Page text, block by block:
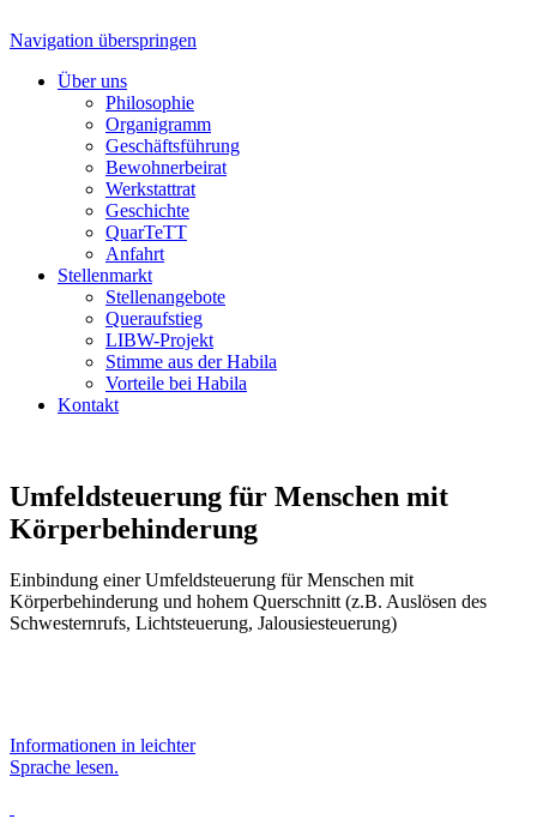
Navigation überspringen
Über uns
Philosophie
Organigramm
Geschäftsführung
Bewohnerbeirat
Werkstattrat
Geschichte
QuarTeTT
Anfahrt
Stellenmarkt
Stellenangebote
Queraufstieg
LIBW-Projekt
Stimme aus der Habila
Vorteile bei Habila
Kontakt
Umfeldsteuerung für Menschen mit
Körperbehinderung
Einbindung einer Umfeldsteuerung für Menschen mit
Körperbehinderung und hohem Quer­schnitt (z.B. Auslösen des
Schwesternrufs, Lichtsteuerung, Jalousiesteuerung)
Informationen in leichter
Sprache lesen.